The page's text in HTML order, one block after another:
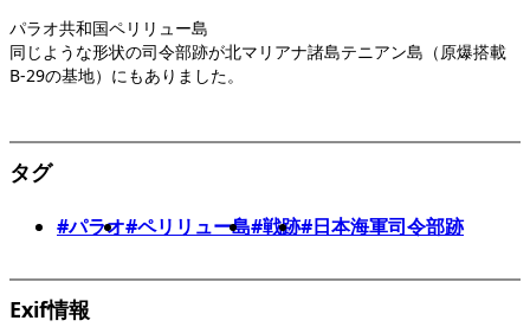
パラオ共和国ペリリュー島
同じような形状の司令部跡が北マリアナ諸島テニアン島（原爆搭載
B-29の基地）にもありました。
タグ
#パラオ#ペリリュー島#戦跡#日本海軍司令部跡
Exif情報